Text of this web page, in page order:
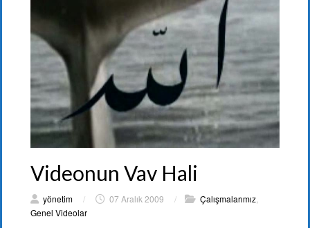
Videonun Vav Hali
yönetim / 07 Aralık 2009 / Çalışmalarımız
Genel Videolar